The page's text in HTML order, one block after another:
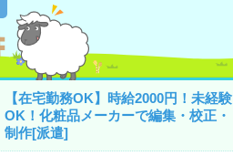
【在宅勤務OK】時給2000円！未経験
OK！化粧品メーカーで編集・校正・
制作[派遣]